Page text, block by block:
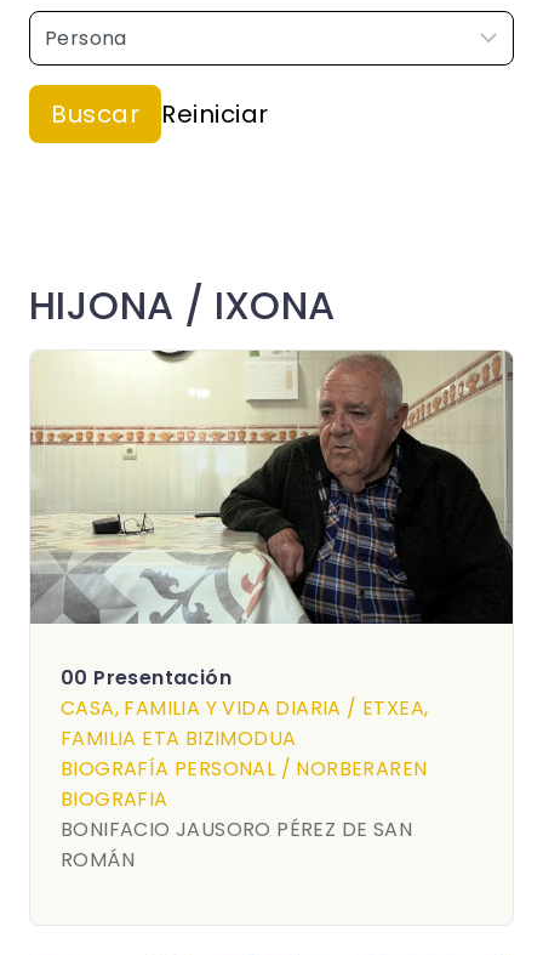
HIJONA / IXONA
00 Presentación
CASA, FAMILIA Y VIDA DIARIA / ETXEA,
FAMILIA ETA BIZIMODUA
BIOGRAFÍA PERSONAL / NORBERAREN
BIOGRAFIA
BONIFACIO JAUSORO PÉREZ DE SAN
ROMÁN